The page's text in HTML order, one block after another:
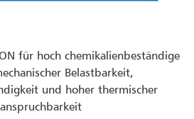
für hoch chemikalienbeständige
Belastbarkeit,
und hoher thermischer